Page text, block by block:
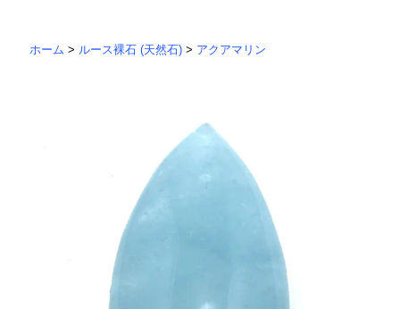
ホーム > ルース裸石 (天然石) > アクアマリン